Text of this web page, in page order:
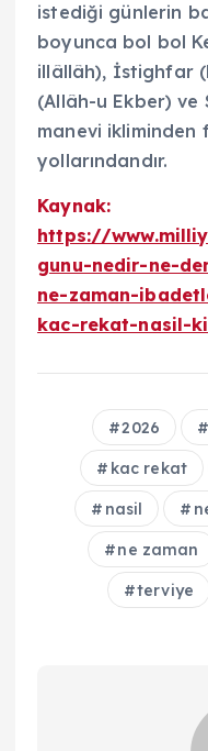
istediği günlerin
boyunca bol bol
illâllâh), İstighfar
(Allâh-u Ekber)
manevi ikliminden
yollarındandır.
Kaynak:
https://
gunu-nedir-ne-
ne-zaman-
kac-rekat-nasil-
2026
kac rekat
nasil
ne zaman
terviye